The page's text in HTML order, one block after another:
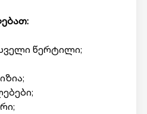
წერტილი;